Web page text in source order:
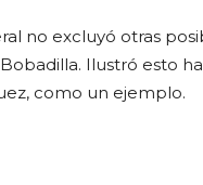
no excluyó otras
Ilustró esto
como un ejemplo.